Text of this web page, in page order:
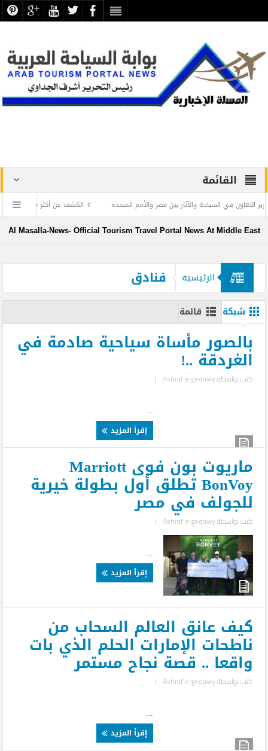
القائمة
والآثار بين مصر والأمم المتحدة الكشف عن أكثر من 2000 رؤوس الكباش المحنطة تعود للعصر البطلمي في منطقة أبيدوس
Al Masalla-News- Official Tourism Travel Portal News At Middle East
الرئيسيه فنادق
شبكة قائمة
بالصور مأساة سياحية صادمة في
الغردقة ..!
كتب بواسطةAshraf elgedawy
|
إقرأ المزيد
ماريوت بون فوى Marriott
BonVoy تطلق أول بطولة خيرية
للجولف في مصر
كتب بواسطةAshraf elgedawy
|
إقرأ المزيد
كيف عانق العالم السحاب من
ناطحات الإمارات الحلم الذي بات
واقعا .. قصة نجاح مستمر
كتب بواسطةAshraf elgedawy
|
إقرأ المزيد